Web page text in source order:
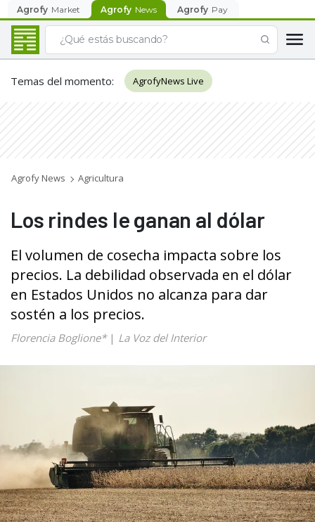
Agrofy Market Agrofy News Agrofy Pay
Temas del momento: AgrofyNews Live
Agrofy News Agricultura
Los rindes le ganan al dólar
El volumen de cosecha impacta sobre los
precios. La debilidad observada en el dólar
en Estados Unidos no alcanza para dar
sostén a los precios.
Florencia Boglione*| La Voz del Interior